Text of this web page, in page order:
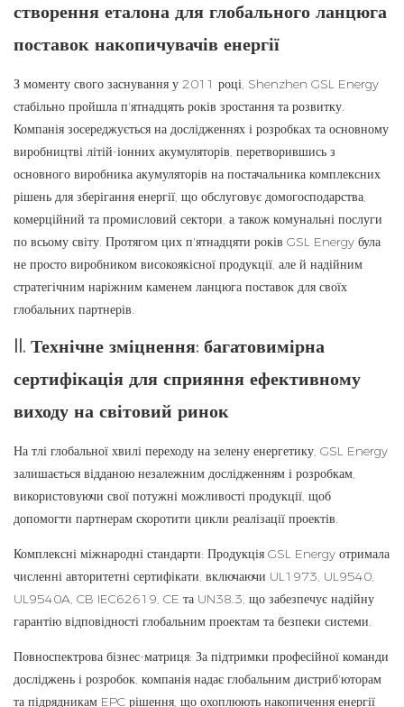
створення еталона для глобального ланцюга
поставок накопичувачів енергії
З моменту свого заснування у 2011 році, Shenzhen GSL Energy
стабільно пройшла п'ятнадцять років зростання та розвитку.
Компанія зосереджується на дослідженнях і розробках та основному
виробництві літій-іонних акумуляторів, перетворившись з
основного виробника акумуляторів на постачальника комплексних
рішень для зберігання енергії, що обслуговує домогосподарства,
комерційний та промисловий сектори, а також комунальні послуги
по всьому світу. Протягом цих п'ятнадцяти років GSL Energy була
не просто виробником високоякісної продукції, але й надійним
стратегічним наріжним каменем ланцюга поставок для своїх
глобальних партнерів.
II. Технічне зміцнення: багатовимірна
сертифікація для сприяння ефективному
виходу на світовий ринок
На тлі глобальної хвилі переходу на зелену енергетику, GSL Energy
залишається відданою незалежним дослідженням і розробкам,
використовуючи свої потужні можливості продукції, щоб
допомогти партнерам скоротити цикли реалізації проектів.
Комплексні міжнародні стандарти: Продукція GSL Energy отримала
численні авторитетні сертифікати, включаючи UL1973, UL9540,
UL9540A, CB IEC62619, CE та UN38.3, що забезпечує надійну
гарантію відповідності глобальним проектам та безпеки системи.
Повноспектрова бізнес-матриця: За підтримки професійної команди
досліджень і розробок, компанія надає глобальним дистриб'юторам
та підрядникам EPC рішення, що охоплюють накопичення енергії